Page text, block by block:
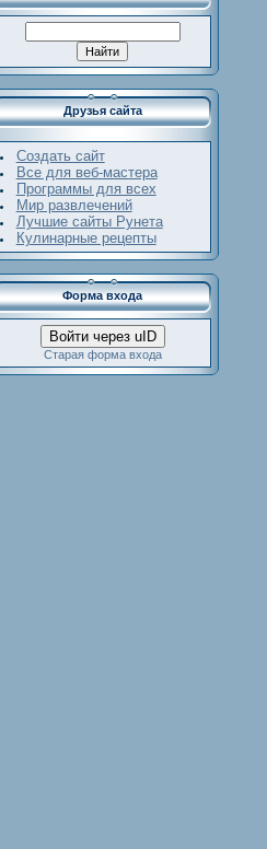
Друзья сайта
Создать сайт
Все для веб-мастера
Программы для всех
Мир развлечений
Лучшие сайты Рунета
Кулинарные рецепты
Форма входа
Войти через uID
Старая форма входа